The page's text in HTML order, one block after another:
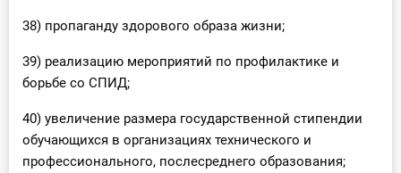
38) пропаганду здорового образа жизни;
39) реализацию мероприятий по профилактике и
борьбе со СПИД;
40) увеличение размера государственной стипендии
обучающихся в организациях технического и
профессионального, послесреднего образования;